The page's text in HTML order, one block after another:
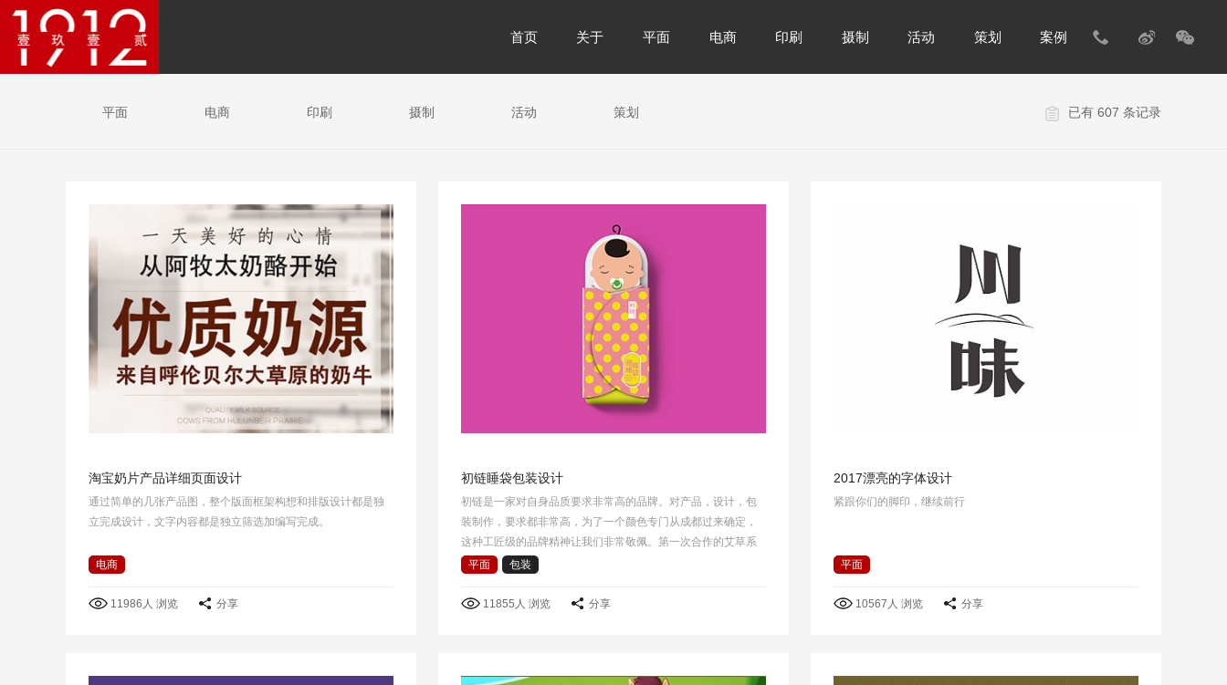
首页 关于 平面 电商 印刷 摄制 活动 策划 案例
已有 607 条记录
平面 电商 印刷 摄制 活动 策划
淘宝奶片产品详细页面设计
通过简单的几张产品图，整个版面框架构想和排版设计都是独
立完成设计，文字内容都是独立筛选加编写完成。
电商
11986人 浏览 分享
初链睡袋包装设计
初链是一家对自身品质要求非常高的品牌。对产品，设计，包
装制作，要求都非常高，为了一个颜色专门从成都过来确定，
这种工匠级的品牌精神让我们非常敬佩。第一次合作的艾草系
列产品销售情况很好.睡袋产品是第二次合作。 这次选择了睡袋
平面 包装
11855人 浏览 分享
2017漂亮的字体设计
紧跟你们的脚印，继续前行
平面
10567人 浏览 分享